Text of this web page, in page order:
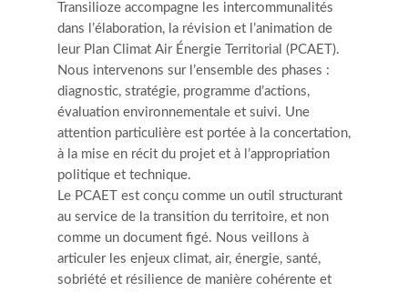
Transilioze accompagne les intercommunalités
dans l’élaboration, la révision et l’animation de
leur Plan Climat Air Énergie Territorial (PCAET).
Nous intervenons sur l’ensemble des phases :
diagnostic, stratégie, programme d’actions,
évaluation environnementale et suivi. Une
attention particulière est portée à la concertation,
à la mise en récit du projet et à l’appropriation
politique et technique.
Le PCAET est conçu comme un outil structurant
au service de la transition du territoire, et non
comme un document figé. Nous veillons à
articuler les enjeux climat, air, énergie, santé,
sobriété et résilience de manière cohérente et